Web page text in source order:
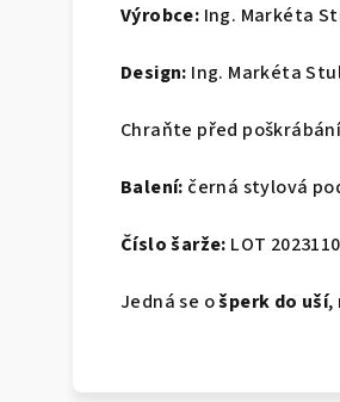
Výrobce: Ing. Markéta
Design: Ing. Markéta
Chraňte před
Balení: černá stylová
Číslo šarže: LOT
Jedná se ošperk do uší,